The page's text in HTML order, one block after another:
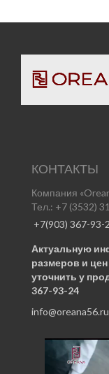
КОНТАКТЫ
Компания
Тел.: +7 (3532)
+7(903) 367-93-
Актуальную
размеров и
уточнить у
367-93-24
info@oreana56.ru